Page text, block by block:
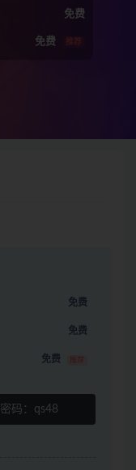
免费
免费 推荐
免费
免费
免费 推荐
密码： qs48